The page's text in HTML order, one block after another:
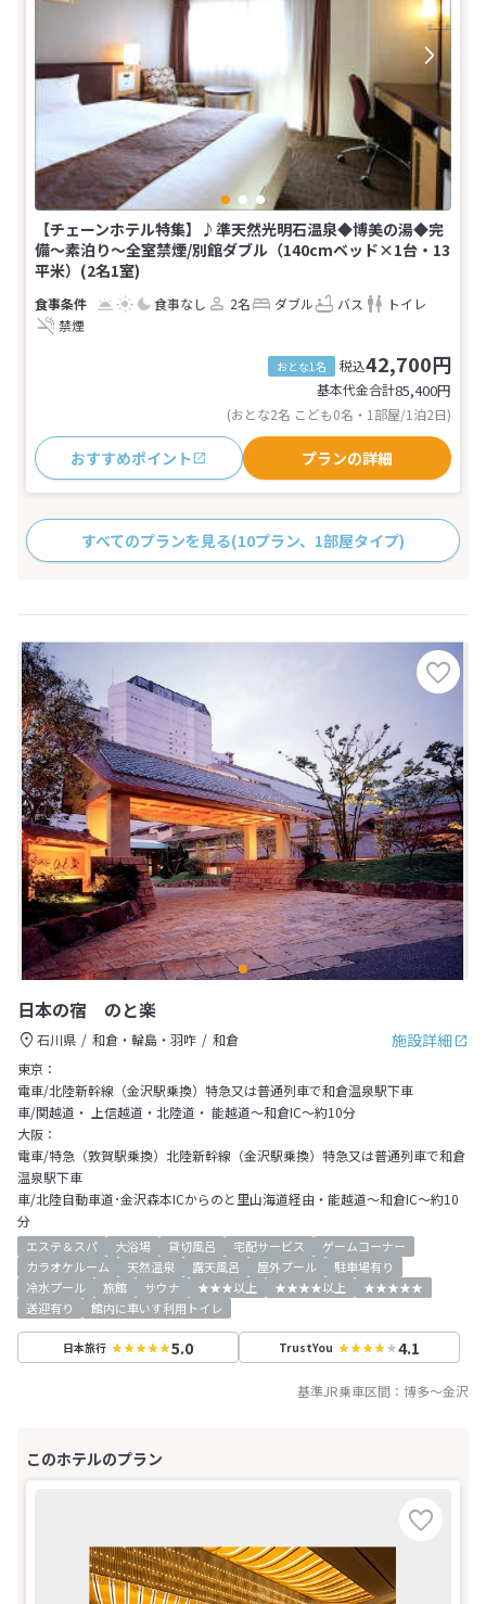
【チェーンホテル特集】♪準天然光明石温泉◆博美の湯◆完
備〜素泊り〜全室禁煙/別館ダブル（140cmベッド×1台・13
平米）(2名1室)
食事なし 2名 ダブル バス
トイレ
禁煙
おとな1名 税込42,700円
基本代金合計85,400円
(おとな2名 こども0名・1部屋/1泊2日)
おすすめポイント プランの詳細
すべてのプランを見る(10プラン、1部屋タイプ)
日本の宿 のと楽
施設詳細
石川県 和倉・輪島・羽咋
和倉
東京：
電車/北陸新幹線（金沢駅乗換）特急又は普通列車で和倉温泉駅下車
車/関越道・ 上信越道・北陸道・ 能越道～和倉IC～約10分
大阪：
電車/特急（敦賀駅乗換）北陸新幹線（金沢駅乗換）特急又は普通列車で和倉
温泉駅下車
車/北陸自動車道･金沢森本ICからのと里山海道経由・能越道～和倉IC～約10
分
エステ＆スパ 大浴場 貸切風呂 宅配サービス
ゲームコーナー
カラオケルーム
天然温泉 露天風呂 屋外プール
駐車場有り
冷水プール
旅館 サウナ ★★★以上 ★★★★以上
★★★★★
送迎有り
館内に車いす利用トイレ
日本旅行 5.0 TrustYou 4.1
基準JR乗車区間： 博多～金沢